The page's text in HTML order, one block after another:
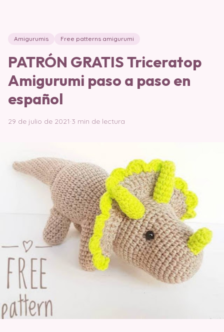
Amigurumis Free patterns amigurumi
PATRÓN GRATIS Triceratop
Amigurumi paso a paso en
español
29 de julio de 2021·3 min de lectura